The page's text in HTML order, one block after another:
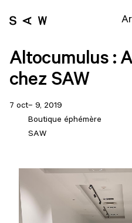
Altocumulus :
chez SAW
7 oct– 9, 2019
Boutique éphémère
SAW